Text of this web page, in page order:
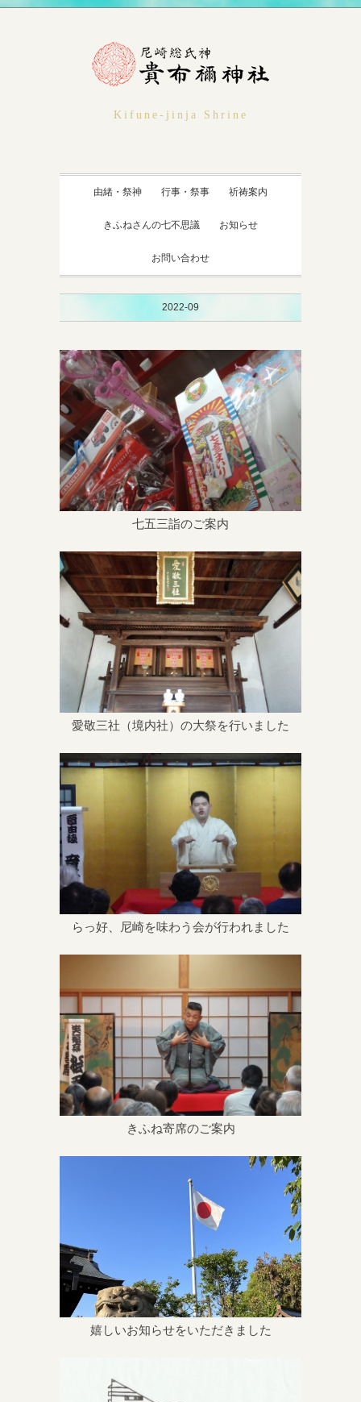
Kifune-jinja Shrine
由緒・祭神 行事・祭事 祈祷案内
きふねさんの七不思議 お知らせ
お問い合わせ
2022-09
七五三詣のご案内
愛敬三社（境内社）の大祭を行いました
らっ好、尼崎を味わう会が行われました
きふね寄席のご案内
嬉しいお知らせをいただきました